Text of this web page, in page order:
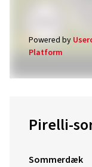
Powered by
Platform
Pirelli-
Sommerdæk